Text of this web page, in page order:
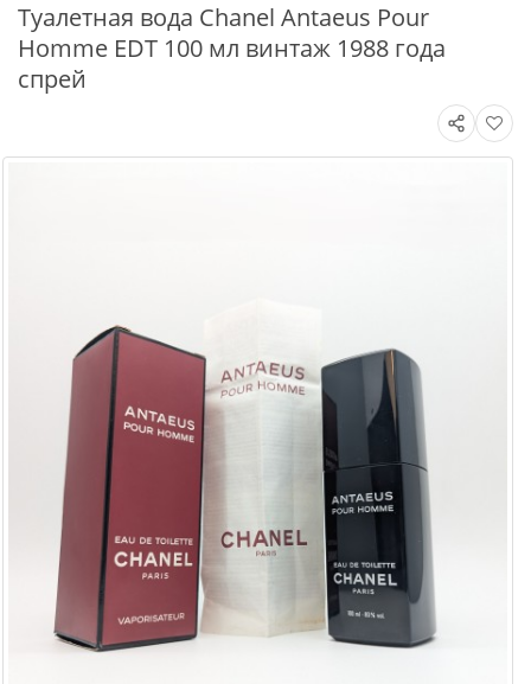
Туалетная вода Chanel Antaeus Pour
Homme EDT 100 мл винтаж 1988 года
спрей